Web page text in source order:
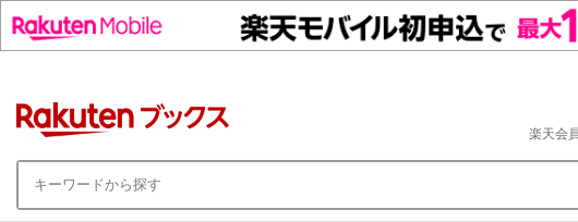
楽天会